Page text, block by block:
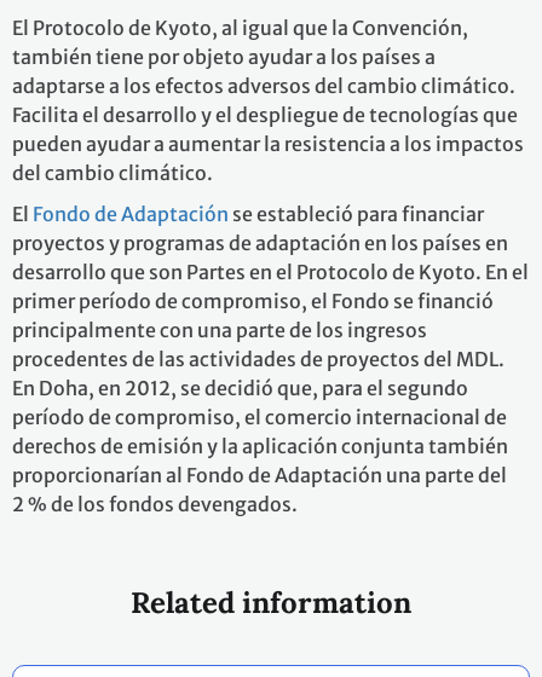
Related information
El Protocolo de Kyoto, al igual que la Convención,
también tiene por objeto ayudar a los países a
adaptarse a los efectos adversos del cambio climático.
Facilita el desarrollo y el despliegue de tecnologías que
pueden ayudar a aumentar la resistencia a los impactos
del cambio climático.
El Fondo de Adaptación se estableció para financiar
proyectos y programas de adaptación en los países en
desarrollo que son Partes en el Protocolo de Kyoto. En el
primer período de compromiso, el Fondo se financió
principalmente con una parte de los ingresos
procedentes de las actividades de proyectos del MDL.
En Doha, en 2012, se decidió que, para el segundo
período de compromiso, el comercio internacional de
derechos de emisión y la aplicación conjunta también
proporcionarían al Fondo de Adaptación una parte del
2 % de los fondos devengados.